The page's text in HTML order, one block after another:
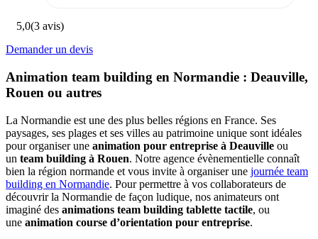
5,0(3 avis)
Demander un devis
Animation team building en Normandie : Deauville,
Rouen ou autres
La Normandie est une des plus belles régions en France. Ses
paysages, ses plages et ses villes au patrimoine unique sont idéales
pour organiser une animation pour entreprise à Deauville ou
un team building à Rouen. Notre agence évènementielle connaît
bien la région normande et vous invite à organiser une journée team
building en Normandie. Pour permettre à vos collaborateurs de
découvrir la Normandie de façon ludique, nos animateurs ont
imaginé des animations team building tablette tactile, ou
une animation course d’orientation pour entreprise.